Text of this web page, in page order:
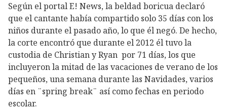
Según el portal E! News, la beldad boricua declaró
que el cantante había compartido solo 35 días con los
niños durante el pasado año, lo que él negó. De hecho,
la corte encontró que durante el 2012 él tuvo la
custodia de Christian y Ryan por 71 días, los que
incluyeron la mitad de las vacaciones de verano de los
pequeños, una semana durante las Navidades, varios
días en ¨spring break¨ así como fechas en periodo
escolar.